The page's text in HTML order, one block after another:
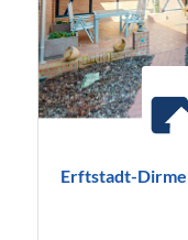
Erftstadt-